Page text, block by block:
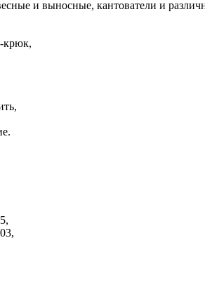
и выносные, кантователи и
крюк,